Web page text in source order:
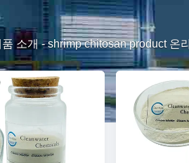
소개-shrimp chitosan product 온